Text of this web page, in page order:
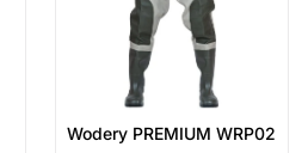
Wodery PREMIUM WRP02